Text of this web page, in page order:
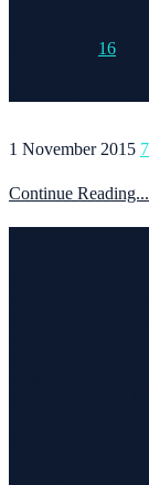
16
1 November 2015
Continue Reading...